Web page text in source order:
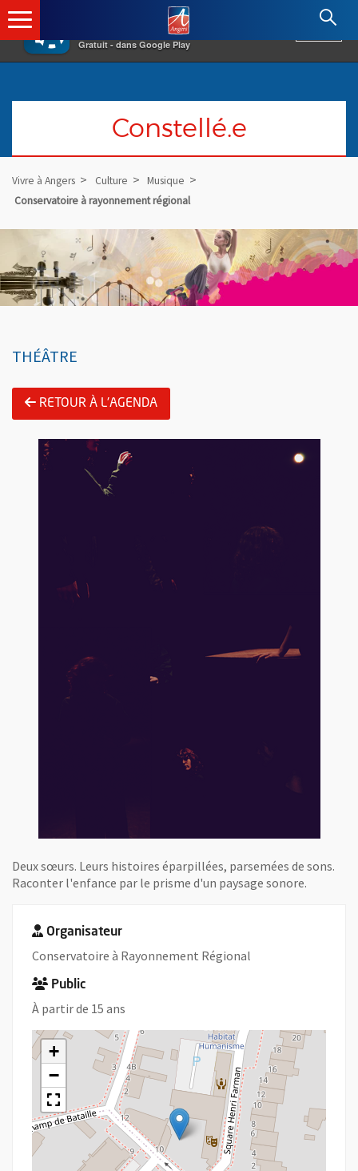
×
Gratuit - dans Google Play
Angers.fr : Retour à l'accueil
Constellé.e
Vivre à Angers Culture
Musique
Conservatoire à rayonnement régional
THÉÂTRE
RETOUR À L'AGENDA
Deux sœurs. Leurs histoires éparpillées, parsemées de sons.
Raconter l'enfance par le prisme d'un paysage sonore.
Organisateur
Conservatoire à Rayonnement Régional
Public
À partir de 15 ans
+
−